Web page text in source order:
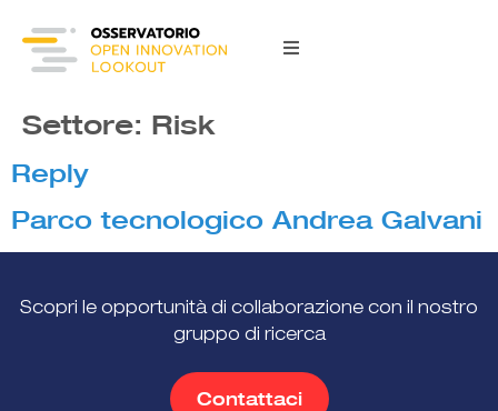
Settore: Risk
Reply
Parco tecnologico Andrea Galvani
Scopri le opportunità di collaborazione con il nostro
gruppo di ricerca
Contattaci